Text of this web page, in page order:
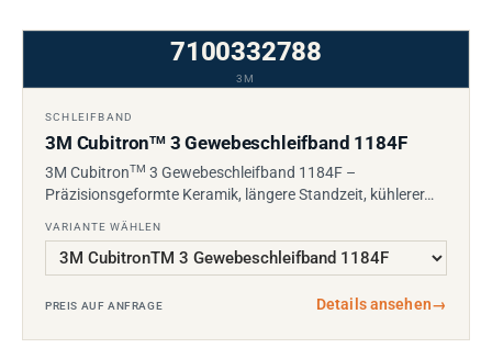
7100332788
3M
SCHLEIFBAND
3M CubitronTM3 Gewebeschleifband 1184F
3M CubitronTM 3 Gewebeschleifband 1184F –
Präzisionsgeformte Keramik, längere Standzeit, kühlerer…
VARIANTE WÄHLEN
PREIS AUF ANFRAGE Details ansehen→